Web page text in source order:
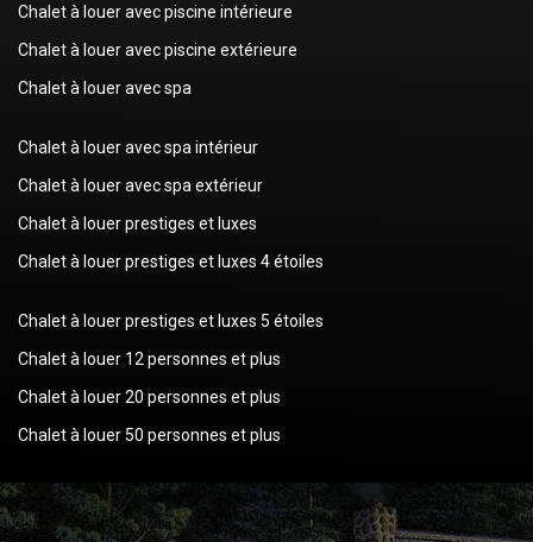
Chalet à louer avec piscine intérieure
Chalet à louer avec piscine extérieure
Chalet à louer avec spa
Chalet à louer avec spa intérieur
Chalet à louer avec spa extérieur
Chalet à louer prestiges et luxes
Chalet à louer prestiges et luxes 4 étoiles
Chalet à louer prestiges et luxes 5 étoiles
Chalet à louer 12 personnes et plus
Chalet à louer 20 personnes et plus
Chalet à louer 50 personnes et plus